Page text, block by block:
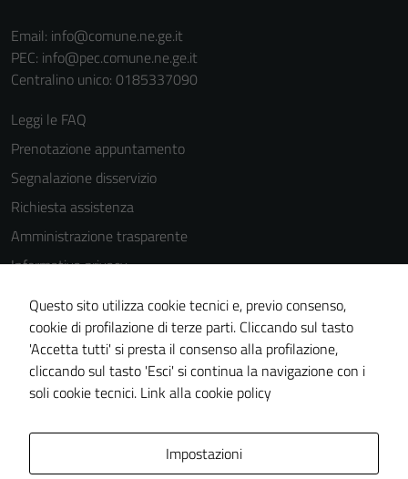
Email: info@comune.ne.ge.it
PEC: info@pec.comune.ne.ge.it
Centralino unico: 0185337090
Leggi le FAQ
Prenotazione appuntamento
Segnalazione disservizio
Richiesta assistenza
Amministrazione trasparente
Informativa privacy
Cookie Policy
Note legali
Dichiarazione di accessibilità
Piano di miglioramento del sito
Questo sito utilizza cookie tecnici e, previo consenso,
cookie di profilazione di terze parti. Cliccando sul tasto
'Accetta tutti' si presta il consenso alla profilazione,
cliccando sul tasto 'Esci' si continua la navigazione con i
soli cookie tecnici. Link alla cookie policy
Impostazioni